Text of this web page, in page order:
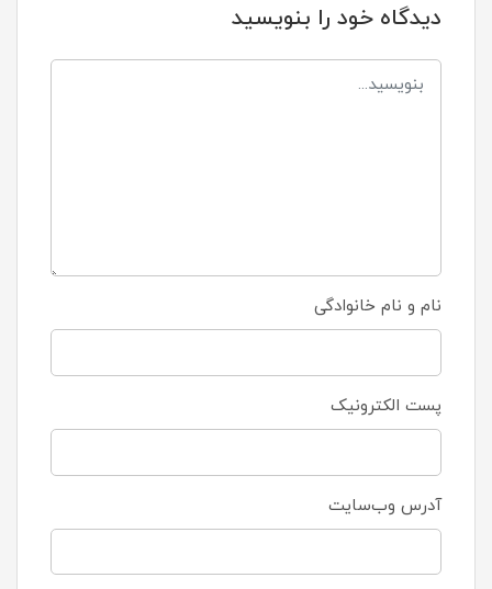
دیدگاه خود را بنویسید
نام و نام خانوادگی
پست الکترونیک
آدرس وب‌سایت